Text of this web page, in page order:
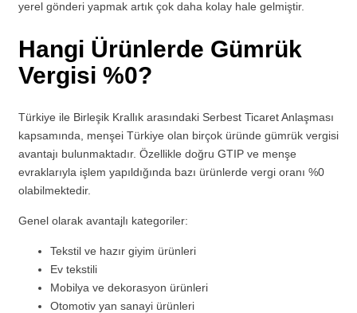
yerel gönderi yapmak artık çok daha kolay hale gelmiştir.
Hangi Ürünlerde Gümrük
Vergisi %0?
Türkiye ile Birleşik Krallık arasındaki Serbest Ticaret Anlaşması
kapsamında, menşei Türkiye olan birçok üründe gümrük vergisi
avantajı bulunmaktadır. Özellikle doğru GTIP ve menşe
evraklarıyla işlem yapıldığında bazı ürünlerde vergi oranı %0
olabilmektedir.
Genel olarak avantajlı kategoriler:
Tekstil ve hazır giyim ürünleri
Ev tekstili
Mobilya ve dekorasyon ürünleri
Otomotiv yan sanayi ürünleri